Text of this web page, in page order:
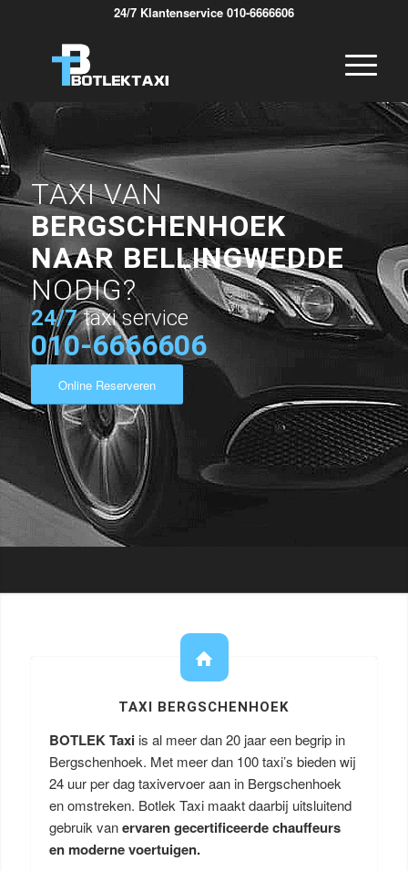
24/7 Klantenservice 010-6666606
TAXI VAN
BERGSCHENHOEK
NAAR BELLINGWEDDE
NODIG?
24/7 taxi service
010-6666606
Online Reserveren
TAXI BERGSCHENHOEK
BOTLEK Taxi is al meer dan 20 jaar een begrip in
Bergschenhoek. Met meer dan 100 taxi’s bieden wij
24 uur per dag taxivervoer aan in Bergschenhoek
en omstreken. Botlek Taxi maakt daarbij uitsluitend
gebruik vanervaren gecertificeerde chauffeurs
en moderne voertuigen.